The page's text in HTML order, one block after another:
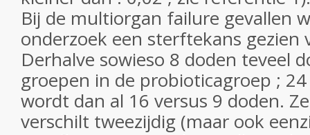
Bij de multiorgan failure gevallen
onderzoek een sterftekans gezien
Derhalve sowieso 8 doden teveel
groepen in de probioticagroep ;
wordt dan al 16 versus 9 doden.
verschilt tweezijdig (maar ook